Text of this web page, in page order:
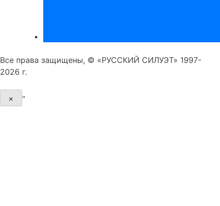
Все права защищены, © «РУССКИЙ СИЛУЭТ» 1997-
2026 г.
× "